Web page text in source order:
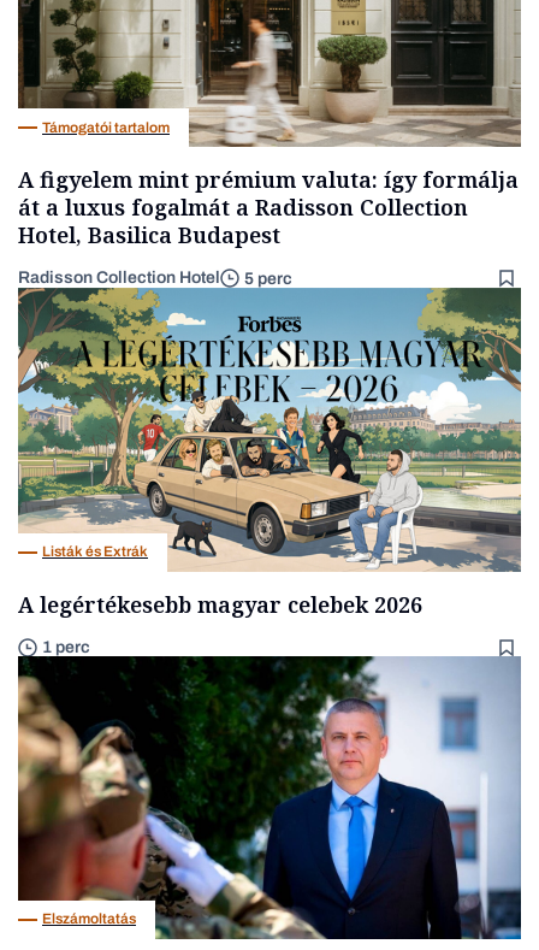
Támogatói tartalom
A figyelem mint prémium valuta: így formálja
át a luxus fogalmát a Radisson Collection
Hotel, Basilica Budapest
Radisson Collection Hotel 5 perc
Listák és Extrák
A legértékesebb magyar celebek 2026
1 perc
Elszámoltatás